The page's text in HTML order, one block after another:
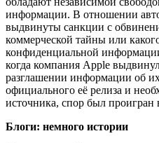
информации. В отношении
выдвинуты санкции с
коммерческой тайны или
конфиденциальной
когда компания Apple
разглашении информации об
официального её релиза и
источника, спор был проигран
Блоги: немного истории